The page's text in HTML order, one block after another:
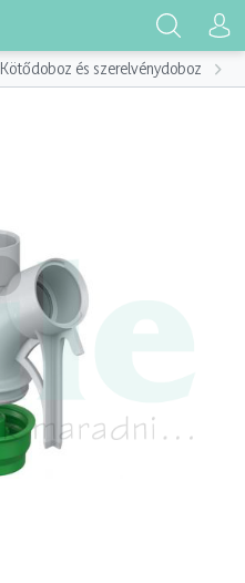
Kötődoboz és szerelvénydoboz